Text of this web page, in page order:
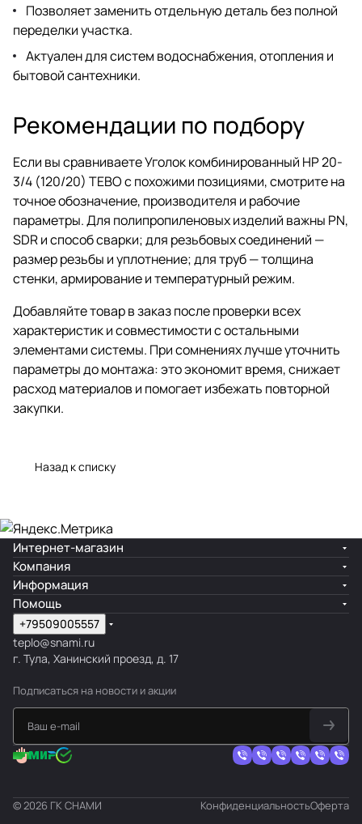
Позволяет заменить отдельную деталь без полной
переделки участка.
Актуален для систем водоснабжения, отопления и
бытовой сантехники.
Рекомендации по подбору
Если вы сравниваете Уголок комбинированный НР 20-
3/4 (120/20) TEBO с похожими позициями, смотрите на
точное обозначение, производителя и рабочие
параметры. Для полипропиленовых изделий важны PN,
SDR и способ сварки; для резьбовых соединений —
размер резьбы и уплотнение; для труб — толщина
стенки, армирование и температурный режим.
Добавляйте товар в заказ после проверки всех
характеристик и совместимости с остальными
элементами системы. При сомнениях лучше уточнить
параметры до монтажа: это экономит время, снижает
расход материалов и помогает избежать повторной
закупки.
Назад к списку
Интернет-магазин
Компания
Информация
Помощь
+79509005557
teplo@snami.ru
г. Тула, Ханинский проезд, д. 17
Подписаться на новости и акции
© 2026 ГК СНАМИ КонфиденциальностьОферта